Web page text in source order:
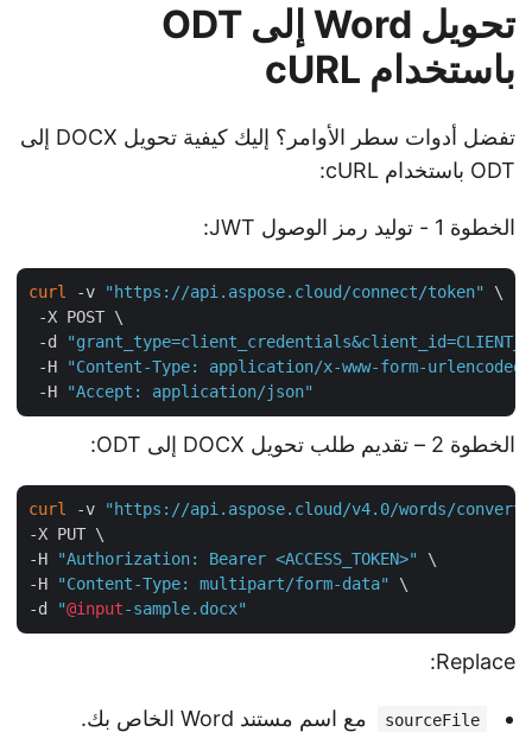
تحويل Word إلى ODT
باستخدام cURL
تفضل أدوات سطر الأوامر؟ إليك كيفية تحويل DOCX إلى
ODT باستخدام cURL:
الخطوة 1 - توليد رمز الوصول JWT:
curl -v "https://api.aspose.cloud/connect/token" \
-X POST \
-d
-H "Content-Type: application/x-www-form-
-H "Accept: application/json"
الخطوة 2 – تقديم طلب تحويل DOCX إلى ODT:
curl -v "https://api.aspose.cloud/v4.0/words/
-X PUT \
-H "Authorization: Bearer <ACCESS_TOKEN>" \
-H "Content-Type: multipart/form-data" \
-d "@input-sample.docx"
Replace:
sourceFile مع اسم مستند Word الخاص بك.